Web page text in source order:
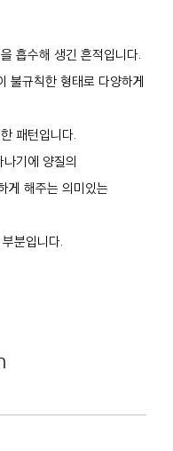
흡수해 생긴 흔적입니다.
불규칙한 형태로 다양하게
패턴입니다.
기에 양질의
게 해주는 의미있는
분입니다.